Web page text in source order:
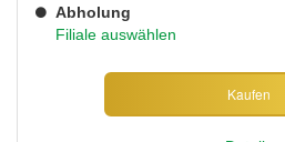
Abholung
Filiale auswählen
Kaufen